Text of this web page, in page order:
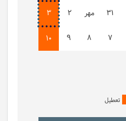
31 مهر 2
3
7
8
9
10
تعطیل